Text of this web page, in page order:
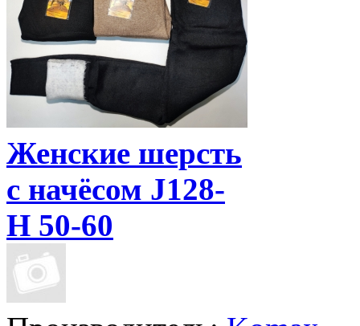
Женские шерсть
с начёсом J128-
H 50-60